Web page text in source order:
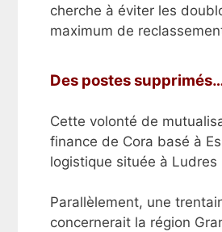
cherche à éviter les
maximum de
Des postes
Cette volonté de
finance de Cora basé à
logistique située à
Parallèlement, une
concernerait la région